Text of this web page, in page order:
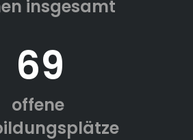
insgesamt
69
offene